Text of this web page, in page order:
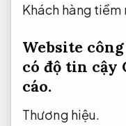
Khách hàng tiềm
Website
có độ tin cậy
cáo.
Thương hiệu.